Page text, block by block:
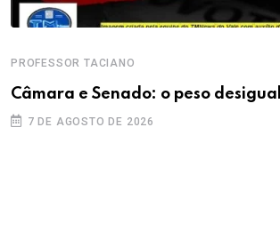
PROFESSOR TACIANO
Câmara e Senado: o peso
7 DE AGOSTO DE 2026